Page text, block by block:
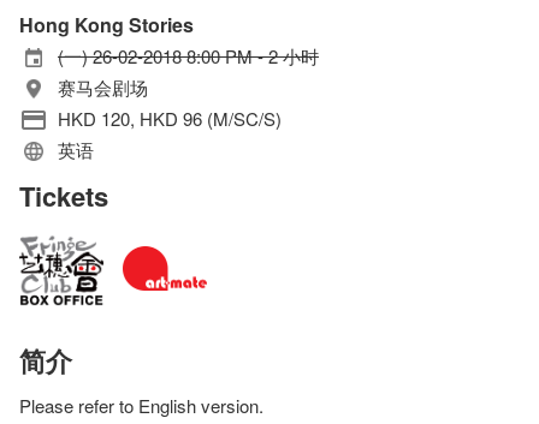
Hong Kong Stories
(一) 26-02-2018 8:00 PM - 2 小时
赛马会剧场
HKD 120, HKD 96 (M/SC/S)
英语
Tickets
简介
Please refer to English version.